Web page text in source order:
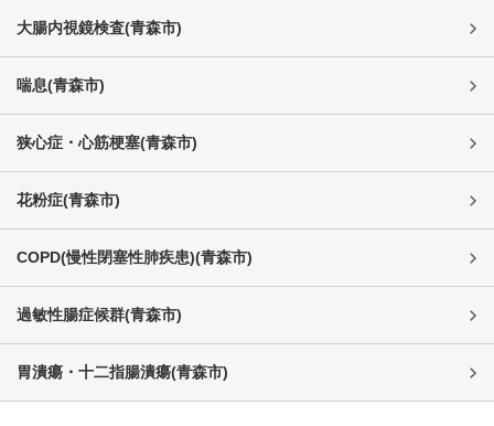
大腸内視鏡検査(青森市)
喘息(青森市)
狭心症・心筋梗塞(青森市)
花粉症(青森市)
COPD(慢性閉塞性肺疾患)(青森市)
過敏性腸症候群(青森市)
胃潰瘍・十二指腸潰瘍(青森市)